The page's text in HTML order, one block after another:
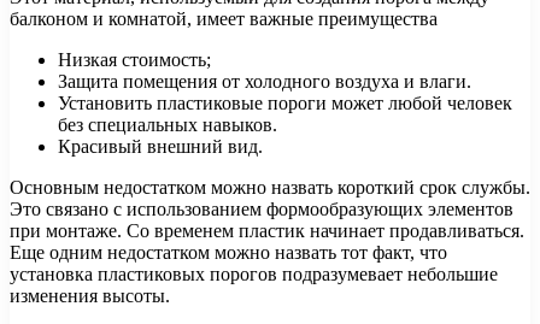
балконом и комнатой, имеет важные преимущества
Низкая стоимость;
Защита помещения от холодного воздуха и влаги.
Установить пластиковые пороги может любой человек
без специальных навыков.
Красивый внешний вид.
Основным недостатком можно назвать короткий срок службы.
Это связано с использованием формообразующих элементов
при монтаже. Со временем пластик начинает продавливаться.
Еще одним недостатком можно назвать тот факт, что
установка пластиковых порогов подразумевает небольшие
изменения высоты.